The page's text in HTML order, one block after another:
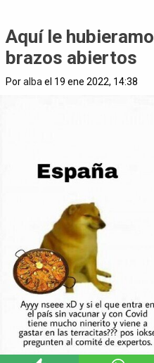
Aquí le
brazos abiertos
Poralba el 19 ene 2022, 14:38